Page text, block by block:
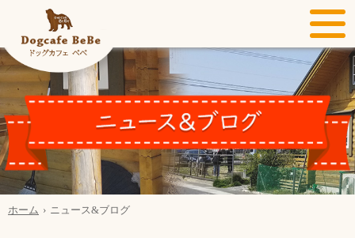
ホーム ニュース&ブログ